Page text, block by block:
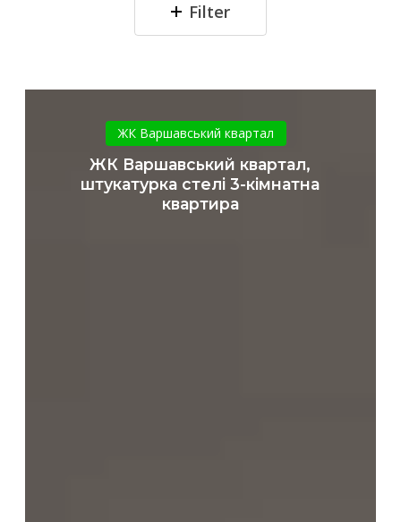
Filter
Варшавський
квартал,
штукатурка
стелі
ЖК Варшавський квартал
ЖК Варшавський квартал,
штукатурка стелі 3-кімнатна
квартира